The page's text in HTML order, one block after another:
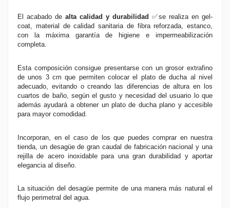
El acabado de alta calidad y durabilidad ✅se realiza en gel-
coat, material de calidad sanitaria de fibra reforzada, estanco,
con la máxima garantía de higiene e impermeabilización
completa.
Esta composición consigue presentarse con un grosor extrafino
de unos 3 cm que permiten colocar el plato de ducha al nivel
adecuado, evitando o creando las diferencias de altura en los
cuartos de baño, según el gusto y necesidad del usuario lo que
además ayudará a obtener un plato de ducha plano y accesible
para mayor comodidad.
Incorporan, en el caso de los que puedes comprar en nuestra
tienda, un desagüe de gran caudal de fabricación nacional y una
rejilla de acero inoxidable para una gran durabilidad y aportar
elegancia al diseño.
La situación del desagüe permite de una manera más natural el
flujo perimetral del agua.